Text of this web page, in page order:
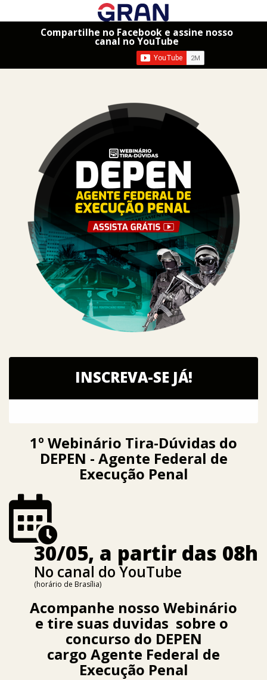
Compartilhe no Facebook e assine nosso
canal no YouTube
INSCREVA-SE JÁ!
1º Webinário Tira-Dúvidas do
DEPEN - Agente Federal de
Execução Penal
30/05, a partir das 08h
No canal do YouTube
(horário de Brasília)
Acompanhe nosso Webinário
e tire suas duvidas sobre o
concurso do DEPEN
cargo Agente Federal de
Execução Penal